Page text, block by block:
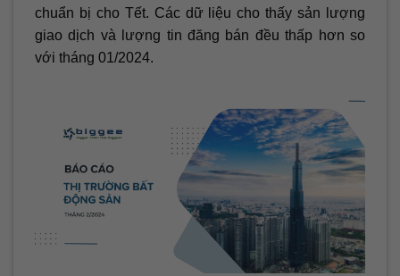
chuẩn bị cho Tết. Các dữ liệu cho thấy sản lượng
giao dịch và lượng tin đăng bán đều thấp hơn so
với tháng 01/2024.